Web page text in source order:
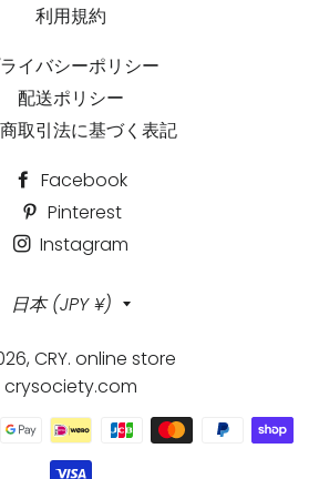
利用規約
イバシーポリシー
配送ポリシー
取引法に基づく表記
Facebook
Pinterest
Instagram
国/
日本 (JPY ¥)
CRY. online store
crysociety.com
決
済